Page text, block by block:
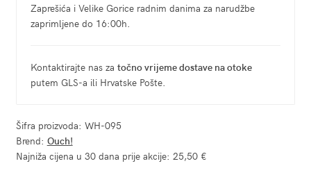
Zaprešića i Velike Gorice radnim danima za narudžbe
zaprimljene do 16:00h.
Kontaktirajte nas za točno vrijeme dostave na otoke
putem GLS-a ili Hrvatske Pošte.
Šifra proizvoda: WH-095
Brend: Ouch!
Najniža cijena u 30 dana prije akcije: 25,50 €